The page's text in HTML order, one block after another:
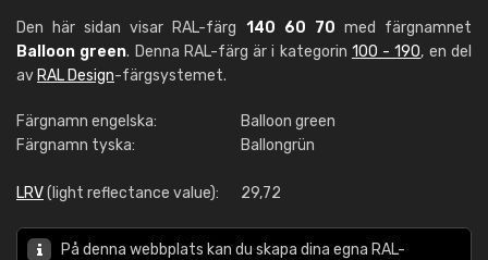
Den här sidan visar RAL-färg 140 60 70 med färgnamnet
Balloon green. Denna RAL-färg är i kategorin 100 - 190, en del
av RAL Design-färgsystemet.
Färgnamn engelska:
Balloon green
Färgnamn tyska:
Ballongrün
LRV(light reflectance value): 29,72
På denna webbplats kan du skapa dina egna RAL-